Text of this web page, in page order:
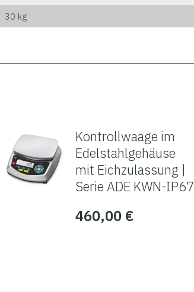
30 kg
Kontrollwaage im
Edelstahlgehäuse
mit Eichzulassung |
Serie ADE KWN-IP67
460,00 €